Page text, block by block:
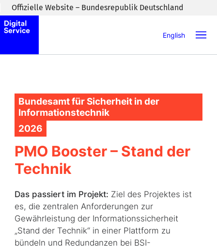
Zum Inhaltsbereich wechseln
Offizielle Website – Bundesrepublik Deutschland
English
Bundesamt für Sicherheit in der
Informationstechnik
2026
PMO Booster – Stand der
Technik
Das passiert im Projekt: Ziel des Projektes ist
es, die zentralen Anforderungen zur
Gewährleistung der Informationssicherheit
„Stand der Technik“ in einer Plattform zu
bündeln und Redundanzen bei BSI-